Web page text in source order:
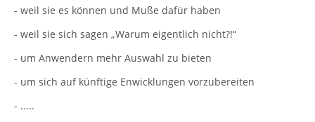
- weil sie es können und Muße dafür haben
- weil sie sich sagen „Warum eigentlich nicht?!“
- um Anwendern mehr Auswahl zu bieten
- um sich auf künftige Enwicklungen vorzubereiten
- .....